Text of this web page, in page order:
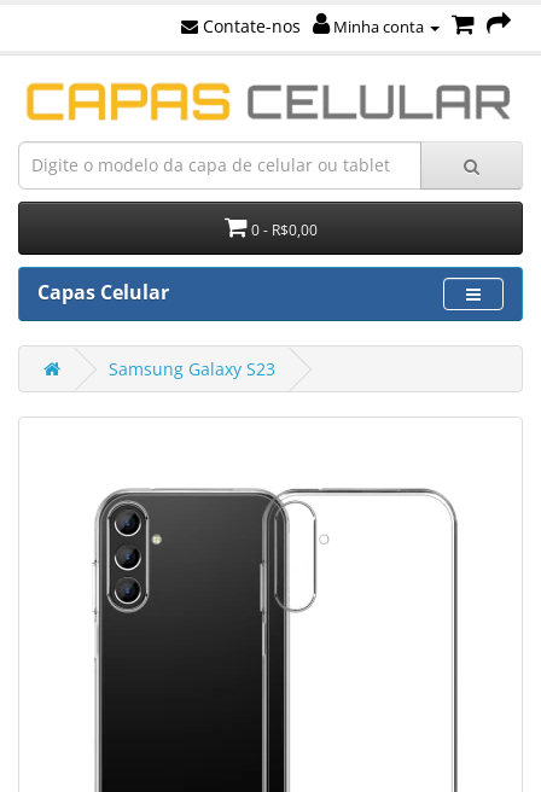
Contate-nos Minha conta
0 - R$0,00
Capas Celular
Samsung Galaxy S23